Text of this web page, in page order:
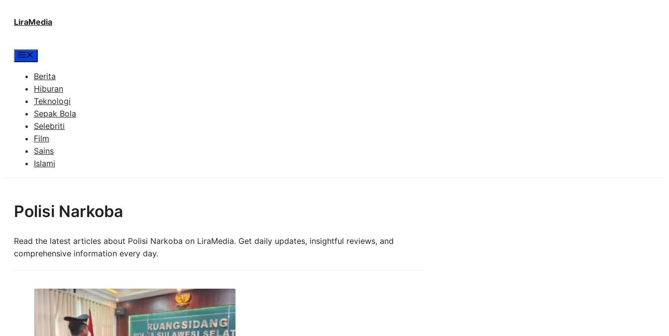
LiraMedia
Berita
Hiburan
Teknologi
Sepak Bola
Selebriti
Film
Sains
Islami
Polisi Narkoba
Read the latest articles about Polisi Narkoba on LiraMedia. Get daily updates, insightful reviews, and
comprehensive information every day.